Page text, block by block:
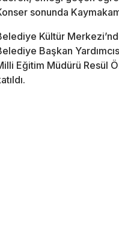
sonunda
Kültür
Başkan
Eğitim Müdürü Resül